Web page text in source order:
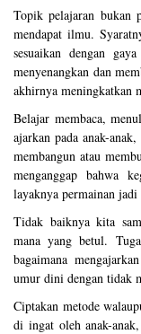
Topik pelajaran bukan
mendapat ilmu.
sesuaikan dengan
menyenangkan dan
akhirnya meningkatkan
Belajar membaca,
ajarkan pada anak-
membangun atau
menganggap bahwa
layaknya permainan
Tidak baiknya kita
mana yang betul.
bagaimana
umur dini dengan tidak
Ciptakan metode
di ingat oleh anak-